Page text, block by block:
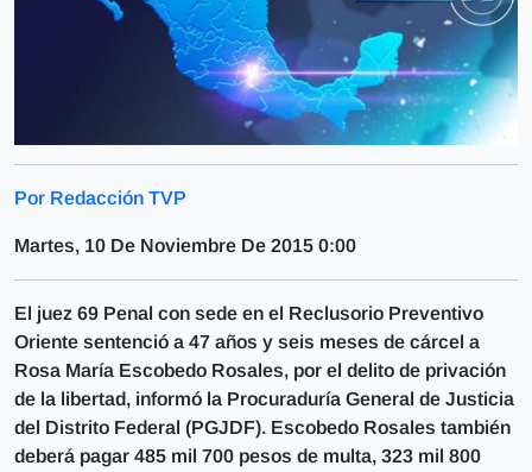
Por Redacción TVP
Martes, 10 De Noviembre De 2015 0:00
El juez 69 Penal con sede en el Reclusorio Preventivo
Oriente sentenció a 47 años y seis meses de cárcel a
Rosa María Escobedo Rosales, por el delito de privación
de la libertad, informó la Procuraduría General de Justicia
del Distrito Federal (PGJDF). Escobedo Rosales también
deberá pagar 485 mil 700 pesos de multa, 323 mil 800